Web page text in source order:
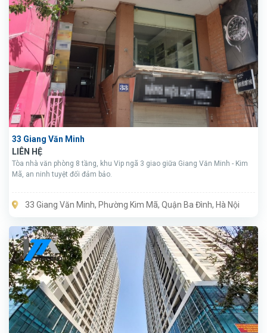
33 Giang Văn Minh
LIÊN HỆ
Tòa nhà văn phòng 8 tầng, khu Vip ngã 3 giao giữa Giang Văn Minh - Kim
Mã, an ninh tuyệt đối đảm bảo.
33 Giang Văn Minh, Phường Kim Mã, Quận Ba Đình, Hà Nội